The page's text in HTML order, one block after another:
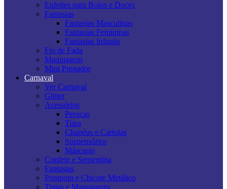
Enfeites para Bolos e Doces
Fantasias
Fantasias Masculinas
Fantasias Femininas
Fantasias Infantis
Fio de Fada
Maquiagem
Mini Pregador
Carnaval
Ver Carnaval
Glitter
Acessórios
Perucas
Tiara
Chapéus e Cartolas
Suspensórios
Máscaras
Confete e Serpentina
Fantasias
Pompom e Chicote Metálico
Tintas e Maquiagens